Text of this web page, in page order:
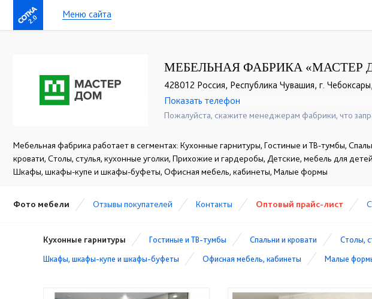
2.0 Меню сайта
МЕБЕЛЬНАЯ ФАБРИКА «МАСТЕР
428012 Россия, Республика Чувашия, г.
☎+7 (937) 396 23 62
Показать телефон
Пожалуйста, скажите менеджерам фабрики, что
Мебельная фабрика работает в сегментах: Кухонные гарнитуры, Гостиные и ТВ-тумбы,
кровати, Столы, стулья, кухонные уголки, Прихожие и гардеробы, Детские, мебель для
Шкафы, шкафы-купе и шкафы-буфеты, Офисная мебель, кабинеты, Малые формы
Фото мебели Отзывы покупателей Контакты Оптовый прайс-лист
Кухонные гарнитуры Гостиные и ТВ-тумбы Спальни и кровати Столы,
Шкафы, шкафы-купе и шкафы-буфеты
Офисная мебель, кабинеты Малые